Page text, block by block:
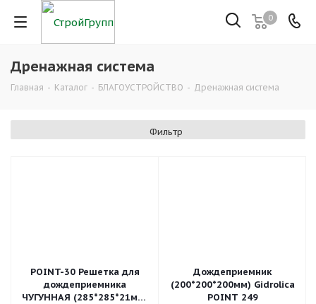
0
Дренажная система
Главная - Каталог - БЛАГОУСТРОЙСТВО - Дренажная система
Фильтр
POINT-30 Решетка для
дождеприемника
ЧУГУННАЯ (285*285*21мм)
Дождеприемник
(200*200*200мм) Gidrolica
POINT 249